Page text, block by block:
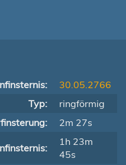
30.05.2766
Typ:
ringförmig
2m 27s
1h 23m
45s